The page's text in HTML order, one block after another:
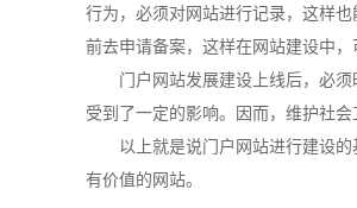
行为，必须对网站进行记录，这样
前去申请备案，这样在网站建设中，
门户网站发展建设上线后，必
受到了一定的影响。因而，维护社
以上就是说门户网站进行建设
有价值的网站。